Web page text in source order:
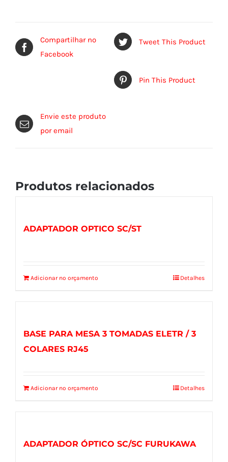
Compartilhar no
Facebook
Tweet This Product
Pin This Product
Envie este produto
por email
Produtos relacionados
ADAPTADOR OPTICO SC/ST
Adicionar no orçamento Detalhes
BASE PARA MESA 3 TOMADAS ELETR / 3
COLARES RJ45
Adicionar no orçamento Detalhes
ADAPTADOR ÓPTICO SC/SC FURUKAWA